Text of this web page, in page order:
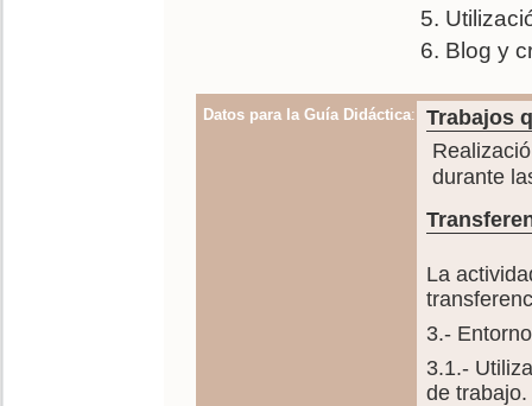
Blog y
Datos para la Guía Didáctica:
Trabajos
durante
La
3.-
3.1.-
de trabajo.